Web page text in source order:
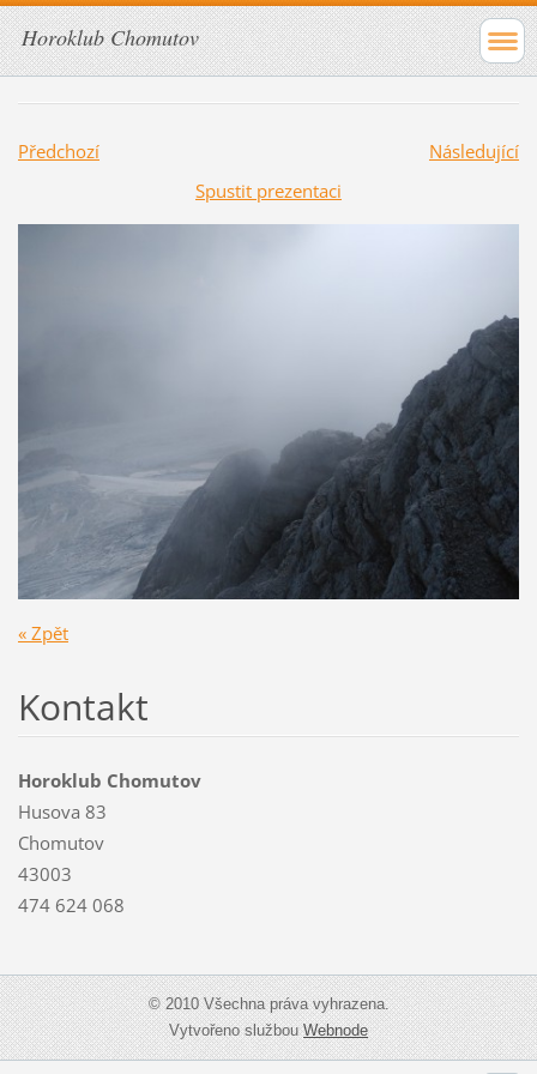
Horoklub Chomutov
Předchozí
Následující
Spustit prezentaci
« Zpět
Kontakt
Horoklub Chomutov
Husova 83
Chomutov
43003
474 624 068
© 2010 Všechna práva vyhrazena.
Vytvořeno službouWebnode